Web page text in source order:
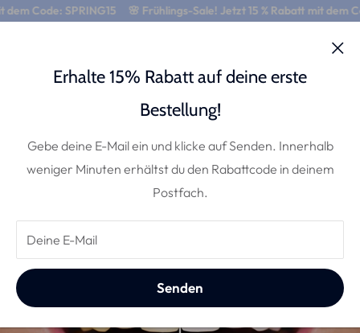
Code: SPRING15 🌸 Frühlings-Sale! Jetzt 15 % Rabatt mit dem
Erhalte 15% Rabatt auf deine erste
Bestellung!
Gebe deine E-Mail ein und klicke auf Senden. Innerhalb
weniger Minuten erhältst du den Rabattcode in deinem
Postfach.
Deine E-Mail
Senden
0
Was ist Pap+ und was sind die Vor-
und Nachteile?
14, Oktober 2023